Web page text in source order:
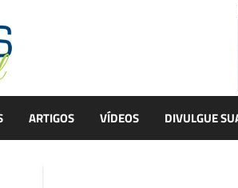
ARTIGOS VÍDEOS DIVULGUE